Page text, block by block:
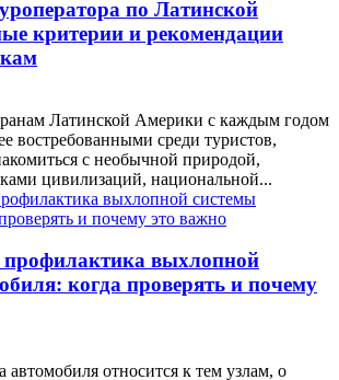
по Латинской
критерии и рекомендации
Латинской Америки с каждым годом
востребованными среди туристов,
с необычной природой,
цивилизаций, национальной...
профилактика выхлопной
когда проверять и почему
автомобиля относится к тем узлам, о